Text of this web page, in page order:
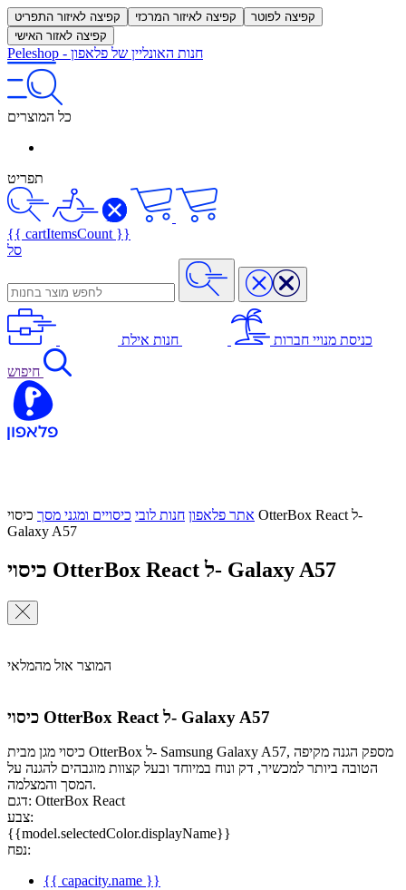
קפיצה לאיזור התפריט קפיצה לאיזור המרכזי
קפיצה לפוטר
קפיצה לאזור האישי
Peleshop - חנות האונליין של פלאפון
כל המוצרים
תפריט
{{ cartItemsCount }}
סל
כניסת מנויי חברות חנות אילת
חיפוש
אתר פלאפון חנות לובי כיסויים ומגני מסך כיסוי OtterBox React ל-
Galaxy A57
כיסוי OtterBox React ל- Galaxy A57
המוצר אזל מהמלאי
כיסוי OtterBox React ל- Galaxy A57
כיסוי מגן מבית OtterBox ל- Samsung Galaxy A57, מספק הגנה מקיפה
הטובה ביותר למכשיר, דק ונוח במיוחד ובעל קצוות מוגבהים להגנה על
המסך והמצלמה.
דגם: OtterBox React
צבע:
{{model.selectedColor.displayName}}
נפח:
{{ capacity.name }}